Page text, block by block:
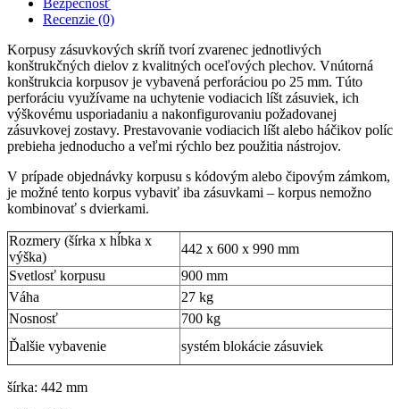
Bezpečnosť
Recenzie (0)
Korpusy zásuvkových skríň tvorí zvarenec jednotlivých
konštrukčných dielov z kvalitných oceľových plechov. Vnútorná
konštrukcia korpusov je vybavená perforáciou po 25 mm. Túto
perforáciu využívame na uchytenie vodiacich líšt zásuviek, ich
výškovému usporiadaniu a nakonfigurovaniu požadovanej
zásuvkovej zostavy. Prestavovanie vodiacich líšt alebo háčikov políc
prebieha jednoducho a veľmi rýchlo bez použitia nástrojov.
V prípade objednávky korpusu s kódovým alebo čipovým zámkom,
je možné tento korpus vybaviť iba zásuvkami – korpus nemožno
kombinovať s dvierkami.
Rozmery (šírka x hĺbka x
výška)
442 x 600 x 990 mm
Svetlosť korpusu
900 mm
Váha
27 kg
Nosnosť
700 kg
Ďalšie vybavenie
systém blokácie zásuviek
šírka: 442 mm